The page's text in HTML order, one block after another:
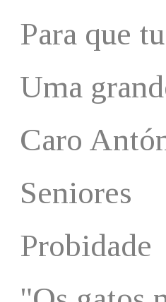
Para que
Uma
Caro
Seniores
Probidade